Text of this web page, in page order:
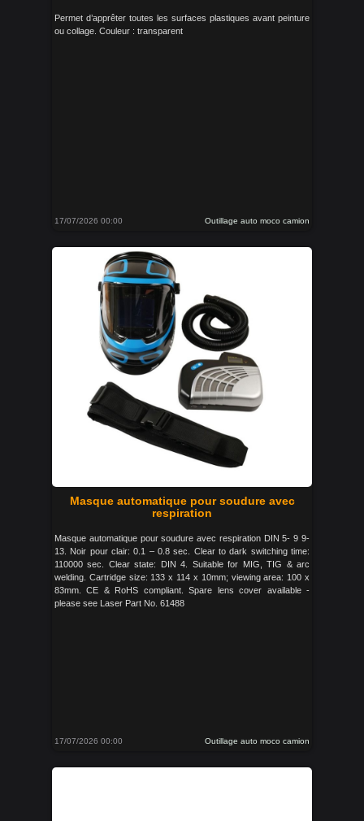
Permet d’apprêter toutes les surfaces plastiques avant peinture
ou collage. Couleur : transparent
17/07/2026 00:00 Outillage auto moco camion
Masque automatique pour soudure avec
respiration
Masque automatique pour soudure avec respiration DIN 5- 9 9-
13. Noir pour clair: 0.1 – 0.8 sec. Clear to dark switching time:
110000 sec. Clear state: DIN 4. Suitable for MIG, TIG & arc
welding. Cartridge size: 133 x 114 x 10mm; viewing area: 100 x
83mm. CE & RoHS compliant. Spare lens cover available -
please see Laser Part No. 61488
17/07/2026 00:00 Outillage auto moco camion